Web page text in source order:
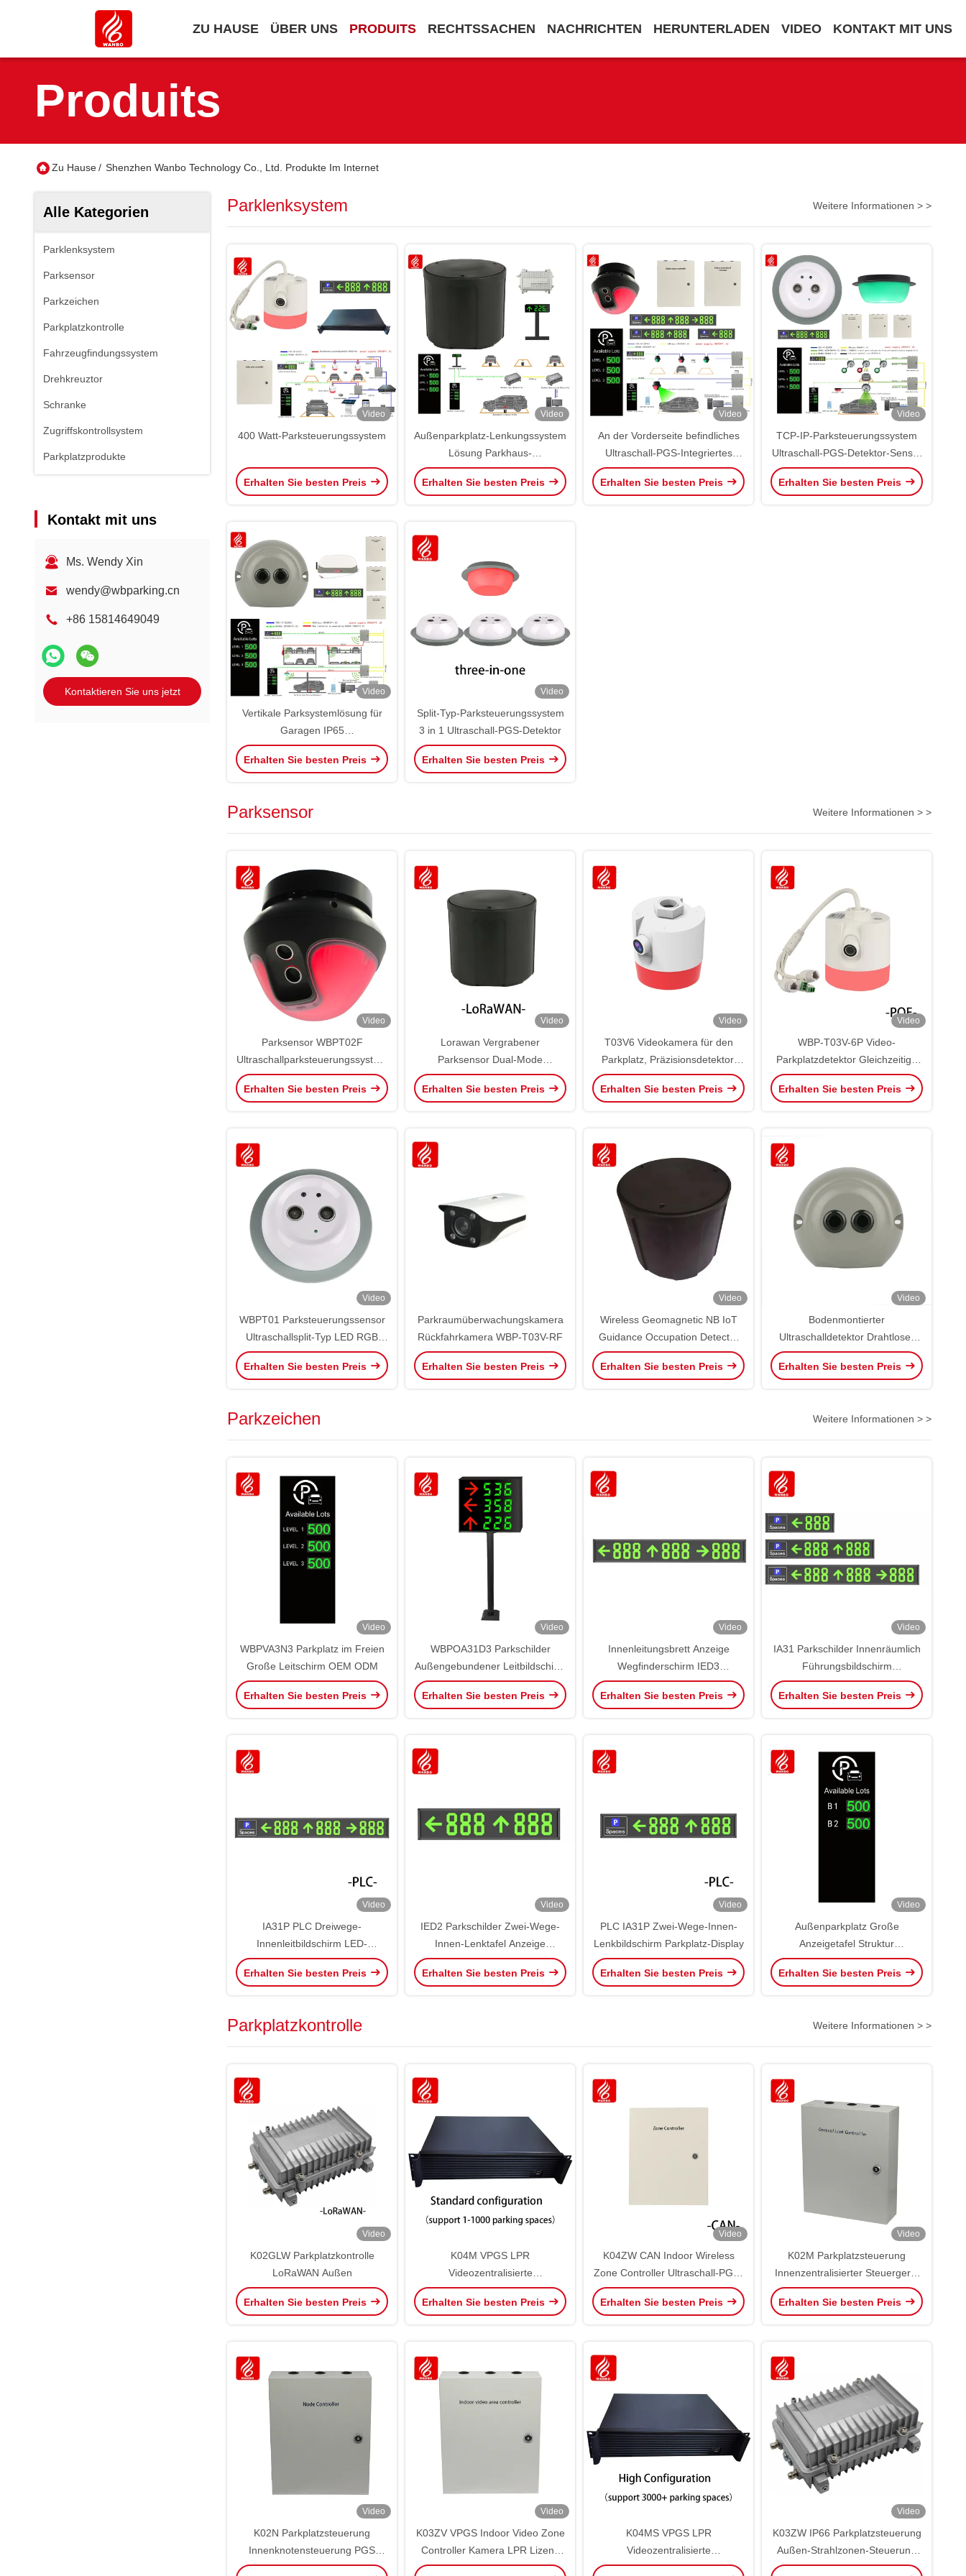
ZU HAUSE ÜBER UNS PRODUITS RECHTSSACHEN NACHRICHTEN HERUNTERLADEN VIDEO KONTAKT MIT UNS
Produits
Zu Hause/ Shenzhen Wanbo Technology Co., Ltd. Produkte Im Internet
Alle Kategorien
Parklenksystem
Parksensor
Parkzeichen
Parkplatzkontrolle
Fahrzeugfindungssystem
Drehkreuztor
Schranke
Zugriffskontrollsystem
Parkplatzprodukte
Kontakt mit uns
Ms. Wendy Xin
wendy@wbparking.cn
+86 15814649049
Kontaktieren Sie uns jetzt
Parklenksystem Weitere Informationen > >
Video
400 Watt-Parksteuerungssystem
Erhalten Sie besten Preis
Video
Außenparkplatz-Lenkungssystem
Lösung Parkhaus-
Lenkungssystem
Erhalten Sie besten Preis
Video
An der Vorderseite befindliches
Ultraschall-PGS-Integriertes
Parkführungssystem
Erhalten Sie besten Preis
Video
TCP-IP-Parksteuerungssystem
Ultraschall-PGS-Detektor-Sensor
mit Split-Typ
Erhalten Sie besten Preis
Video
Vertikale Parksystemlösung für
Garagen IP65
Parksystemlösungen
Erhalten Sie besten Preis
Video
Split-Typ-Parksteuerungssystem
3 in 1 Ultraschall-PGS-Detektor
Erhalten Sie besten Preis
Parksensor Weitere Informationen > >
Video
Parksensor WBPT02F
Ultraschallparksteuerungssystem
für alle in einer Einrichtung
Erhalten Sie besten Preis
Video
Lorawan Vergrabener
Parksensor Dual-Mode
Geomagnetischer Parksensor
Wireless
Erhalten Sie besten Preis
Video
T03V6 Videokamera für den
Parkplatz, Präzisionsdetektor,
Erkennung von LPR
Erhalten Sie besten Preis
Video
WBP-T03V-6P Video-
Parkplatzdetektor Gleichzeitige
Erkennung mehrerer Parkplätze
Erhalten Sie besten Preis
Video
WBPT01 Parksteuerungssensor
Ultraschallsplit-Typ LED RGB
Farb Ultraschalldetektor
Erhalten Sie besten Preis
Parkraumüberwachungskamera
Rückfahrkamera WBP-T03V-RF
Erhalten Sie besten Preis
Video
Wireless Geomagnetic NB IoT
Guidance Occupation Detector
Parksensor
Erhalten Sie besten Preis
Video
Bodenmontierter
Ultraschalldetektor Drahtloser
vertikaler Puzzle LoRa
Erhalten Sie besten Preis
Parkzeichen Weitere Informationen > >
Video
WBPVA3N3 Parkplatz im Freien
Große Leitschirm OEM ODM
Erhalten Sie besten Preis
Video
WBPOA31D3 Parkschilder
Außengebundener Leitbildschirm
Antriebseinheit Halter IP65
Erhalten Sie besten Preis
Video
Innenleitungsbrett Anzeige
Wegfinderschirm IED3
Parkschilder Dreiwege
Erhalten Sie besten Preis
Video
IA31 Parkschilder Innenräumlich
Führungsbildschirm
Standardbildschirm 485 LED
PGS
Erhalten Sie besten Preis
Video
IA31P PLC Dreiwege-
Innenleitbildschirm LED-
Parkbildschirme
Erhalten Sie besten Preis
Video
IED2 Parkschilder Zwei-Wege-
Innen-Lenktafel Anzeige
Wegfinderschirm
Erhalten Sie besten Preis
Video
PLC IA31P Zwei-Wege-Innen-
Lenkbildschirm Parkplatz-Display
Erhalten Sie besten Preis
Video
Außenparkplatz Große
Anzeigetafel Struktur
Beschilderung OEM ODM
Erhalten Sie besten Preis
Parkplatzkontrolle Weitere Informationen > >
Video
K02GLW Parkplatzkontrolle
LoRaWAN Außen
Erhalten Sie besten Preis
K04M VPGS LPR
Videozentralisierte
Steuerungsführung
Erhalten Sie besten Preis
Video
K04ZW CAN Indoor Wireless
Zone Controller Ultraschall-PGS-
Parksteuerung
Erhalten Sie besten Preis
Video
K02M Parkplatzsteuerung
Innenzentralisierter Steuergerät
PGS Core RS485 CAN Bus
Ultraschall
Erhalten Sie besten Preis
Video
K02N Parkplatzsteuerung
Innenknotensteuerung PGS
Innen Ultraschall NCU Führung
Video
K03ZV VPGS Indoor Video Zone
Controller Kamera LPR Lizenz
anerkannt
K04MS VPGS LPR
Videozentralisierte
Steuerungsleitsystem-Software
Video
K03ZW IP66 Parkplatzsteuerung
Außen-Strahlzonen-Steuerung
Außen-PGS RS485